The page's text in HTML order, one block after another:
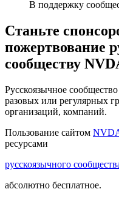
В поддержку
Станьте
пожертвование
сообществу
Русскоязычное
разовых или регулярных
организаций, компаний.
Пользование сайтом
ресурсами
русскоязычного
абсолютно бесплатное.